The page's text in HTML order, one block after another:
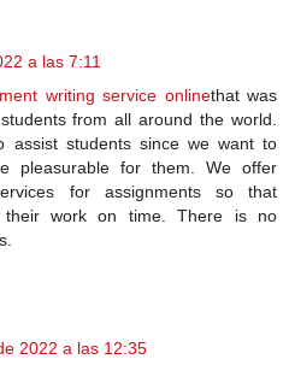
a las 7:11
writing service onlinethat was
from all around the world.
assist students since we want to
pleasurable for them. We offer
for assignments so that
work on time. There is no
2022 a las 12:35